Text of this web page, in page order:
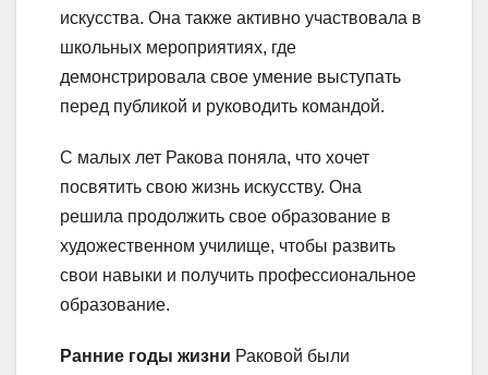
искусства. Она также активно участвовала в
школьных мероприятиях, где
демонстрировала свое умение выступать
перед публикой и руководить командой.
С малых лет Ракова поняла, что хочет
посвятить свою жизнь искусству. Она
решила продолжить свое образование в
художественном училище, чтобы развить
свои навыки и получить профессиональное
образование.
Ранние годы жизни Раковой были